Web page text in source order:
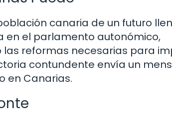
canaria de un futuro
en el parlamento autonómico,
reformas necesarias para
contundente envía un
en Canarias.